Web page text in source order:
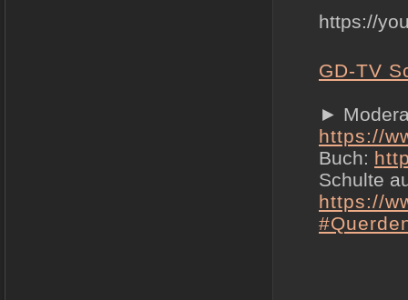
https://
GD-TV
►
https://
Buch:
Schulte
https://